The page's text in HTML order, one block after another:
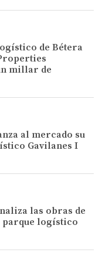
de Bétera
millar de
al mercado su
Gavilanes I
las obras de
parque logístico